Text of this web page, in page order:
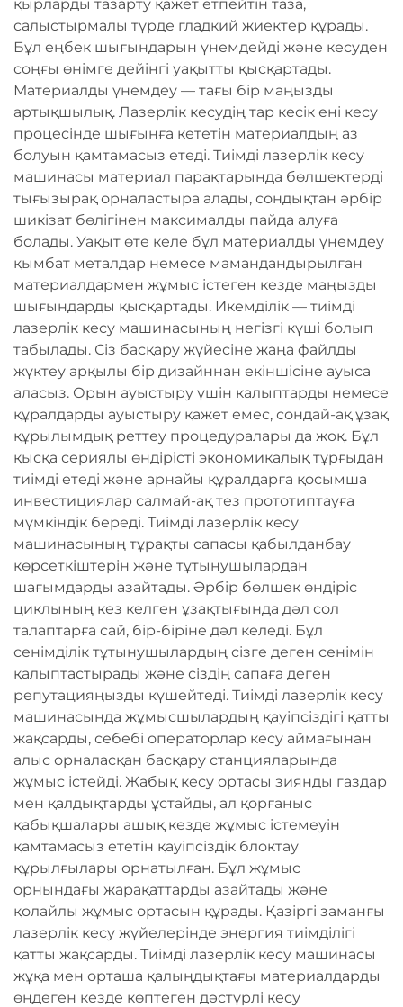
қырларды тазарту қажет етпейтін таза,
салыстырмалы түрде гладкий жиектер құрады.
Бұл еңбек шығындарын үнемдейді және кесуден
соңғы өнімге дейінгі уақытты қысқартады.
Материалды үнемдеу — тағы бір маңызды
артықшылық. Лазерлік кесудің тар кесік ені кесу
процесінде шығынға кететін материалдың аз
болуын қамтамасыз етеді. Тиімді лазерлік кесу
машинасы материал парақтарында бөлшектерді
тығызырақ орналастыра алады, сондықтан әрбір
шикізат бөлігінен максималды пайда алуға
болады. Уақыт өте келе бұл материалды үнемдеу
қымбат металдар немесе мамандандырылған
материалдармен жұмыс істеген кезде маңызды
шығындарды қысқартады. Икемділік — тиімді
лазерлік кесу машинасының негізгі күші болып
табылады. Сіз басқару жүйесіне жаңа файлды
жүктеу арқылы бір дизайннан екіншісіне ауыса
аласыз. Орын ауыстыру үшін калыптарды немесе
құралдарды ауыстыру қажет емес, сондай-ақ ұзақ
құрылымдық реттеу процедуралары да жоқ. Бұл
қысқа сериялы өндірісті экономикалық тұрғыдан
тиімді етеді және арнайы құралдарға қосымша
инвестициялар салмай-ақ тез прототиптауға
мүмкіндік береді. Тиімді лазерлік кесу
машинасының тұрақты сапасы қабылданбау
көрсеткіштерін және тұтынушылардан
шағымдарды азайтады. Әрбір бөлшек өндіріс
циклының кез келген ұзақтығында дәл сол
талаптарға сай, бір-біріне дәл келеді. Бұл
сенімділік тұтынушылардың сізге деген сенімін
қалыптастырады және сіздің сапаға деген
репутацияңызды күшейтеді. Тиімді лазерлік кесу
машинасында жұмысшылардың қауіпсіздігі қатты
жақсарды, себебі операторлар кесу аймағынан
алыс орналасқан басқару станцияларында
жұмыс істейді. Жабық кесу ортасы зиянды газдар
мен қалдықтарды ұстайды, ал қорғаныс
қабықшалары ашық кезде жұмыс істемеуін
қамтамасыз ететін қауіпсіздік блоктау
құрылғылары орнатылған. Бұл жұмыс
орнындағы жарақаттарды азайтады және
қолайлы жұмыс ортасын құрады. Қазіргі заманғы
лазерлік кесу жүйелерінде энергия тиімділігі
қатты жақсарды. Тиімді лазерлік кесу машинасы
жұқа мен орташа қалыңдықтағы материалдарды
өңдеген кезде көптеген дәстүрлі кесу